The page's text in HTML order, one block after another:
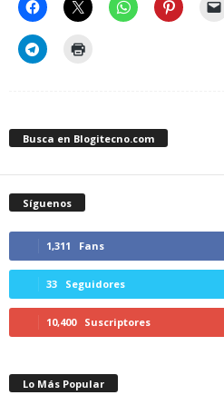
Busca en Blogitecno.com
Síguenos
1,311 Fans
33 Seguidores
10,400 Suscriptores
Lo Más Popular